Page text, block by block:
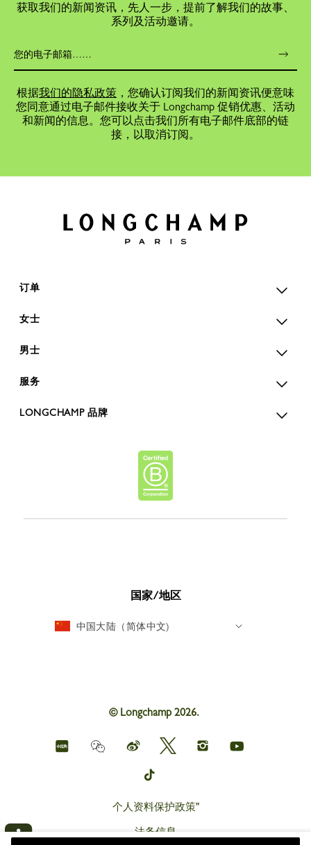
获取我们的新闻资讯，先人一步，提前了解我们的故事、
系列及活动邀请。
根据我们的隐私政策 ，您确认订阅我们的新闻资讯便意味
您同意通过电子邮件接收关于 Longchamp 促销优惠、活动
和新闻的信息。您可以点击我们所有电子邮件底部的链
接，以取消订阅。
订单
女士
男士
服务
LONGCHAMP 品牌
国家/地区
中国大陆（简体中文)
© Longchamp 2026.
Longchamp
on
WeichatLongchamp
on
Longchamp
on
Longchamp
on
Longchamp
on
Longchamp
on
tok
个人资料保护政策"
法务信息